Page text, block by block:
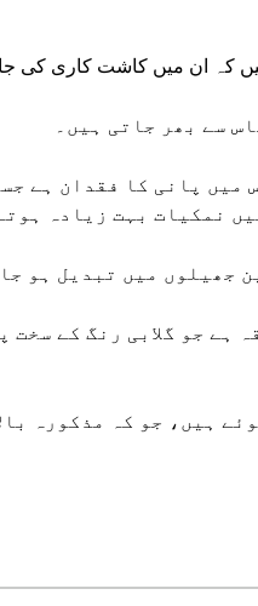
کہ ان میں کاشت کاری کی
سے بھر جاتی ہیں۔
پانی کا فقدان ہے
نمکیات بہت زیادہ
جھیلوں میں تبدیل ہو
ہے جو گلابی رنگ کے
ہیں، جو کہ مذکورہ